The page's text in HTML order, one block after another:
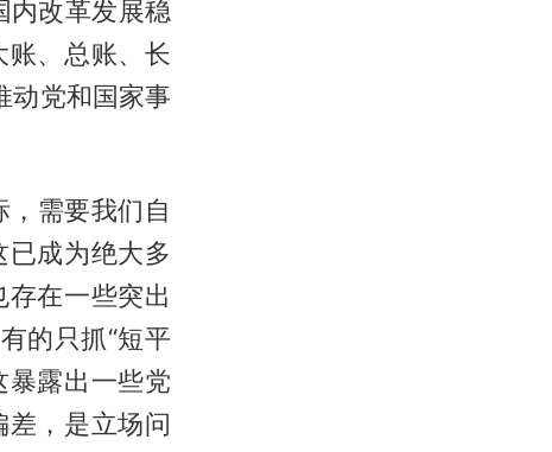
内改革发展稳
、总账、长
动党和国家事
需要我们自
成为绝大多
在一些突出
的只抓“短平
露出一些党
，是立场问